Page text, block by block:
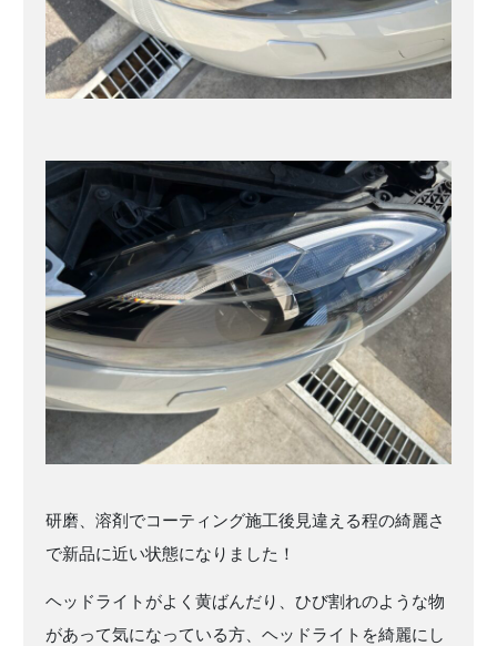
研磨、溶剤でコーティング施工後見違える程の綺麗さ
で新品に近い状態になりました！
ヘッドライトがよく黄ばんだり、ひび割れのような物
があって気になっている方、ヘッドライトを綺麗にし